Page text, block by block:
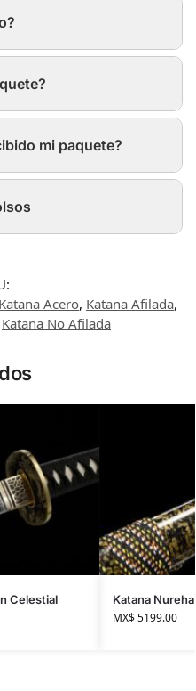
mi paquete?
Katana Acero, Katana Afilada,
Katana No Afilada
Celestial Katana
MX$5199.00